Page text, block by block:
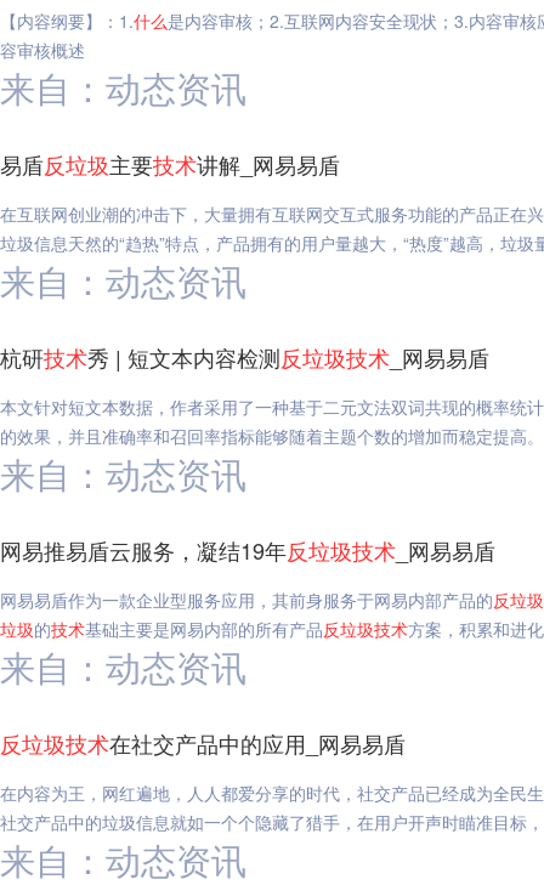
【内容纲要】：1.什么是内容审核；2.互联网内容安全现状；3.内容审
容审核概述
来自：动态资讯
易盾反垃圾主要技术讲解_网易易盾
在互联网创业潮的冲击下，大量拥有互联网交互式服务功能的产品正在
垃圾信息天然的“趋热”特点，产品拥有的用户量越大，“热度”越高，垃圾
来自：动态资讯
杭研技术秀 | 短文本内容检测反垃圾技术 _网易易盾
本文针对短文本数据，作者采用了一种基于二元文法双词共现的概率统
来自：动态资讯
网易推易盾云服务，凝结19年反垃圾技术 _网易易盾
网易易盾作为一款企业型服务应用，其前身服务于网易内部产品的反垃圾
垃圾的技术基础主要是网易内部的所有产品反垃圾技术方案，积累和进
来自：动态资讯
反垃圾技术在社交产品中的应用_网易易盾
在内容为王，网红遍地，人人都爱分享的时代，社交产品已经成为全民
社交产品中的垃圾信息就如一个个隐藏了猎手，在用户开声时瞄准目标
来自：动态资讯